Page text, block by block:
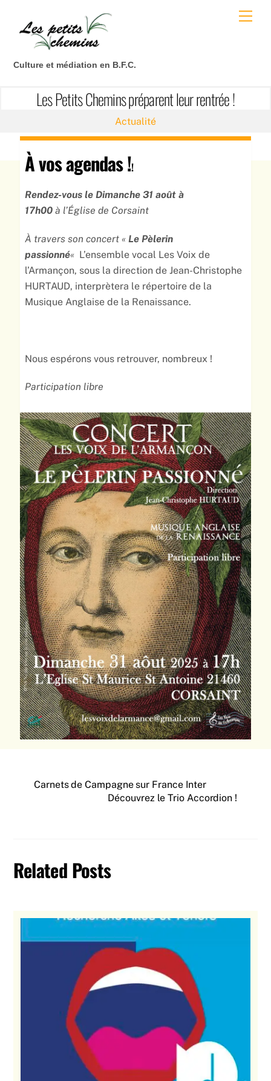
content
Culture et médiation en B.F.C.
Les Petits Chemins préparent leur rentrée !
Actualité
À vos agendas !!
Rendez-vous le Dimanche 31 août à
17h00à l’Église de Corsaint
À travers son concert « Le Pèlerin
passionné« L’ensemble vocal Les Voix de
l’Armançon, sous la direction de Jean-Christophe
HURTAUD, interprètera le répertoire de la
Musique Anglaise de la Renaissance.
Nous espérons vous retrouver, nombreux !
Participation libre
Carnets de Campagne sur France Inter
Découvrez le Trio Accordion !
Related Posts